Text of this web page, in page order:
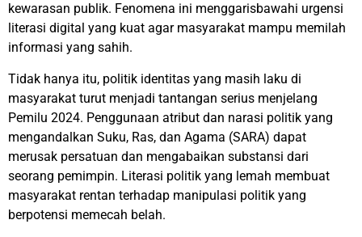
kewarasan publik. Fenomena ini menggarisbawahi urgensi
literasi digital yang kuat agar masyarakat mampu memilah
informasi yang sahih.
Tidak hanya itu, politik identitas yang masih laku di
masyarakat turut menjadi tantangan serius menjelang
Pemilu 2024. Penggunaan atribut dan narasi politik yang
mengandalkan Suku, Ras, dan Agama (SARA) dapat
merusak persatuan dan mengabaikan substansi dari
seorang pemimpin. Literasi politik yang lemah membuat
masyarakat rentan terhadap manipulasi politik yang
berpotensi memecah belah.